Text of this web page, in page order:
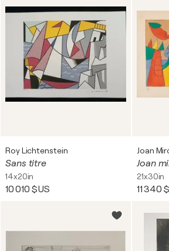
Roy Lichtenstein
Sans titre
14x20in
10 010 $US
Joan
21x30in
11 340